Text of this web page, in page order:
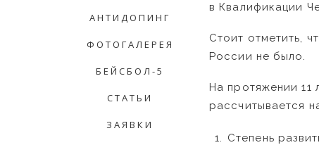
АНТИДОПИНГ
ФОТОГАЛЕРЕЯ
БЕЙСБОЛ-5
СТАТЬИ
ЗАЯВКИ
в Квалификации
Стоит отметить,
России не было.
На протяжении 11
рассчитывается
Степень